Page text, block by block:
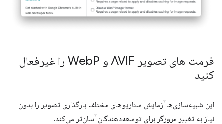
فرمت های تصویر AVIF و Web
P را غیرفعال
کنید
این شبیه‌سازی‌ها آزمایش سناریوهای مختلف بارگذاری تصویر را بدون
نیاز به تغییر مرورگر برای توسعه‌دهندگان آسان‌تر می‌کند.